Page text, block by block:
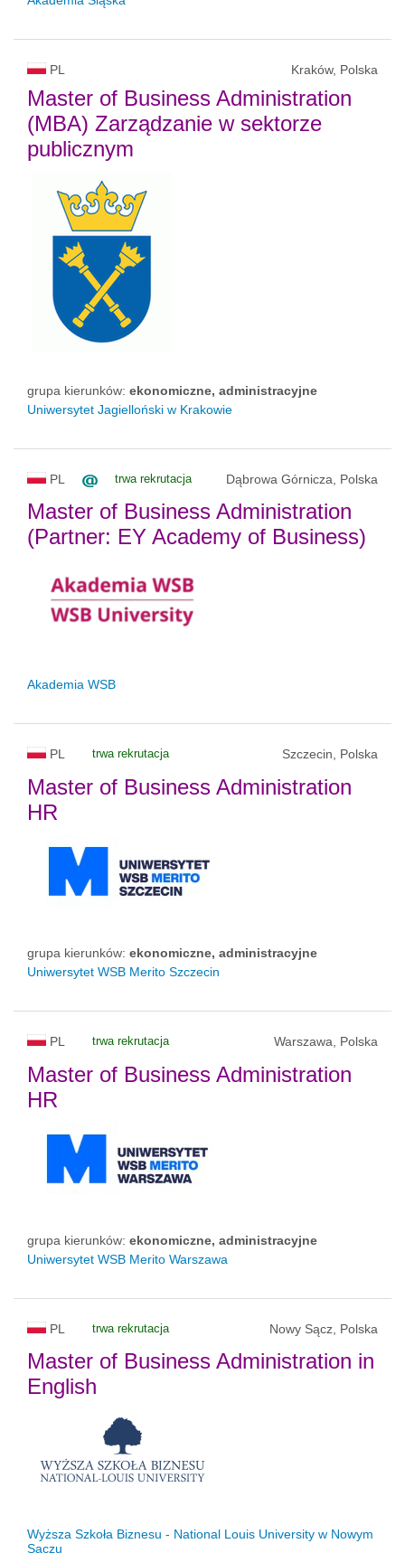
PL Kraków, Polska
Master of Business Administration
(MBA) Zarządzanie w sektorze
publicznym
grupa kierunków: ekonomiczne, administracyjne
Uniwersytet Jagielloński w Krakowie
PL trwa rekrutacja Dąbrowa Górnicza, Polska
Master of Business Administration
(Partner: EY Academy of Business)
Akademia WSB
PL trwa rekrutacja Szczecin, Polska
Master of Business Administration
HR
grupa kierunków: ekonomiczne, administracyjne
Uniwersytet WSB Merito Szczecin
PL trwa rekrutacja Warszawa, Polska
Master of Business Administration
HR
grupa kierunków: ekonomiczne, administracyjne
Uniwersytet WSB Merito Warszawa
PL trwa rekrutacja Nowy Sącz, Polska
Master of Business Administration in
English
Wyższa Szkoła Biznesu - National Louis University w Nowym
Sączu